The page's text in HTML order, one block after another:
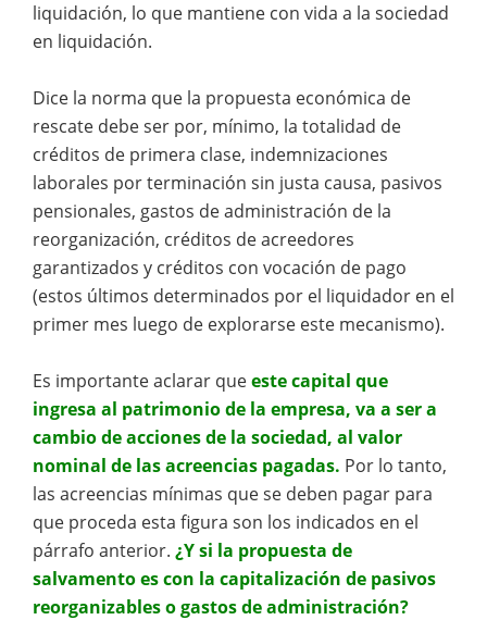
liquidación, lo que mantiene con vida a la sociedad
en liquidación.
Dice la norma que la propuesta económica de
rescate debe ser por, mínimo, la totalidad de
créditos de primera clase, indemnizaciones
laborales por terminación sin justa causa, pasivos
pensionales, gastos de administración de la
reorganización, créditos de acreedores
garantizados y créditos con vocación de pago
(estos últimos determinados por el liquidador en el
primer mes luego de explorarse este mecanismo).
Es importante aclarar queeste capital que
ingresa al patrimonio de la empresa, va a ser a
cambio de acciones de la sociedad, al valor
nominal de las acreencias pagadas. Por lo tanto,
las acreencias mínimas que se deben pagar para
que proceda esta figura son los indicados en el
párrafo anterior. ¿Y si la propuesta de
salvamento es con la capitalización de pasivos
reorganizables o gastos de administración?